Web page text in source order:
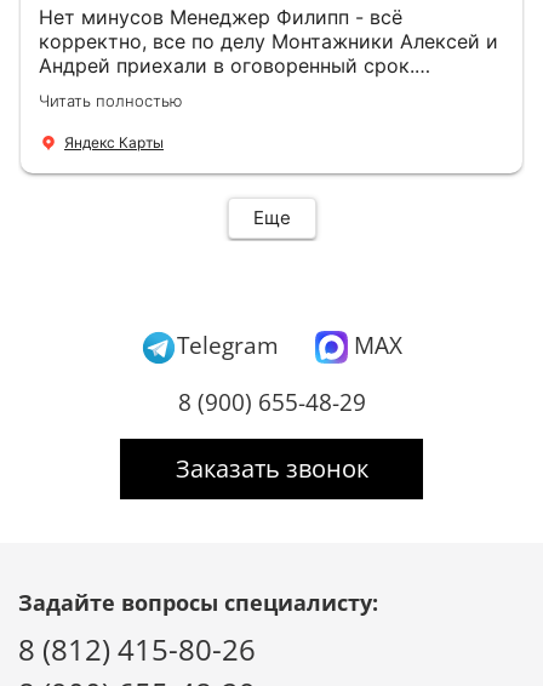
Нет минусов Менеджер Филипп - всё
корректно, все по делу Монтажники Алексей и
Андрей приехали в оговоренный срок.
Демонтировали старую дверь и установили
новую буквально за час Быстро и качественно
+ нормальные цены Всем большое спасибо
Читать полностью
Яндекс Карты
Еще
Telegram
MAX
8 (900) 655-48-29
Заказать звонок
Задайте вопросы специалисту:
8 (812) 415-80-26